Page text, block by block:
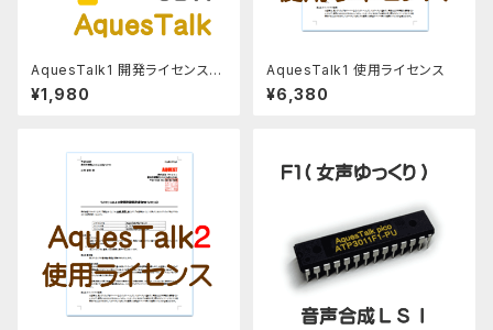
AquesTalk1 開発ライセンス
（個人利用）
¥1,980
AquesTalk1 使用ライセンス
¥6,380